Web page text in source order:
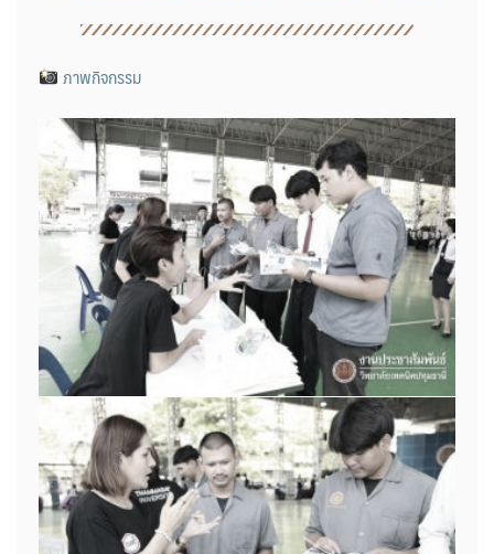
ภาพกิจกรรม